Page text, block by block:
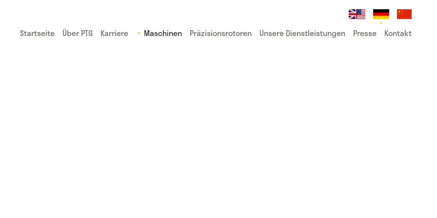
Startseite Über PTG Karriere Maschinen Präzisionsrotoren Unsere Dienstleistungen Presse Kontakt